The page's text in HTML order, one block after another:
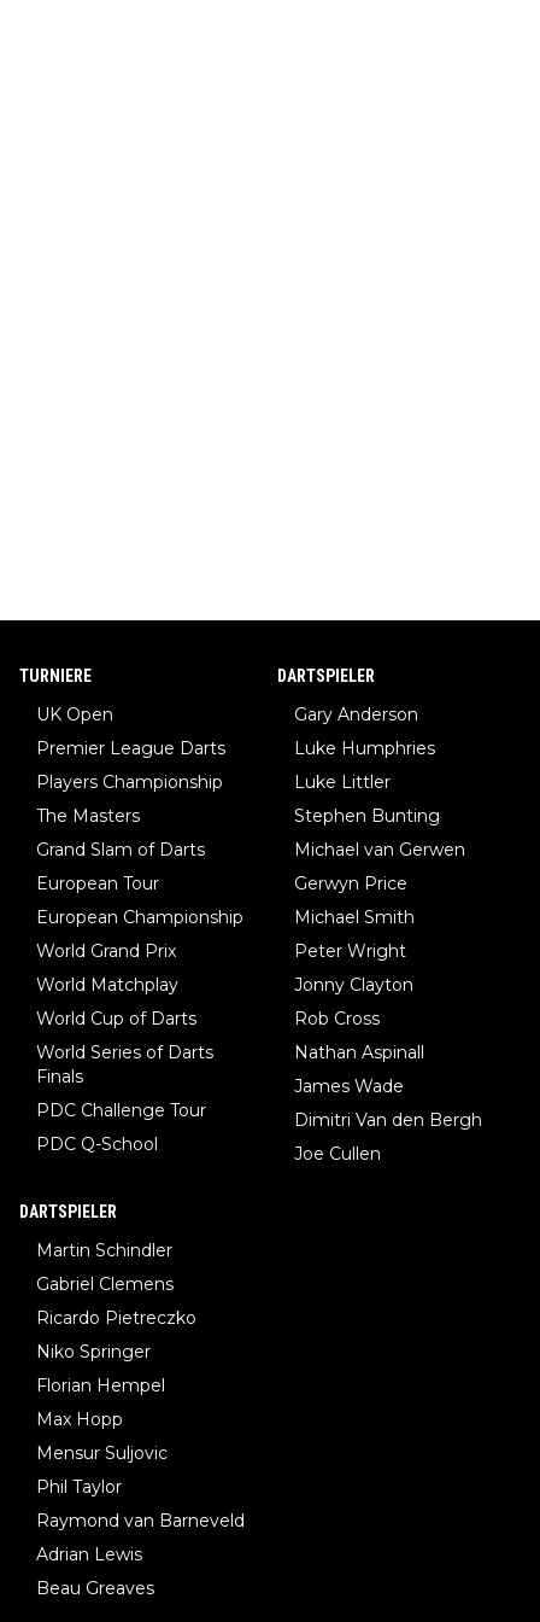
TURNIERE
UK Open
Premier League Darts
Players Championship
The Masters
Grand Slam of Darts
European Tour
European Championship
World Grand Prix
World Matchplay
World Cup of Darts
World Series of Darts
Finals
PDC Challenge Tour
PDC Q-School
DARTSPIELER
Gary Anderson
Luke Humphries
Luke Littler
Stephen Bunting
Michael van Gerwen
Gerwyn Price
Michael Smith
Peter Wright
Jonny Clayton
Rob Cross
Nathan Aspinall
James Wade
Dimitri Van den Bergh
Joe Cullen
DARTSPIELER
Martin Schindler
Gabriel Clemens
Ricardo Pietreczko
Niko Springer
Florian Hempel
Max Hopp
Mensur Suljovic
Phil Taylor
Raymond van Barneveld
Adrian Lewis
Beau Greaves